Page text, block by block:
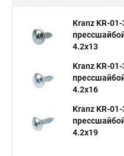
Kranz KR-
4.2х13
Kranz KR-
4.2х16
Kranz KR-
4.2х19